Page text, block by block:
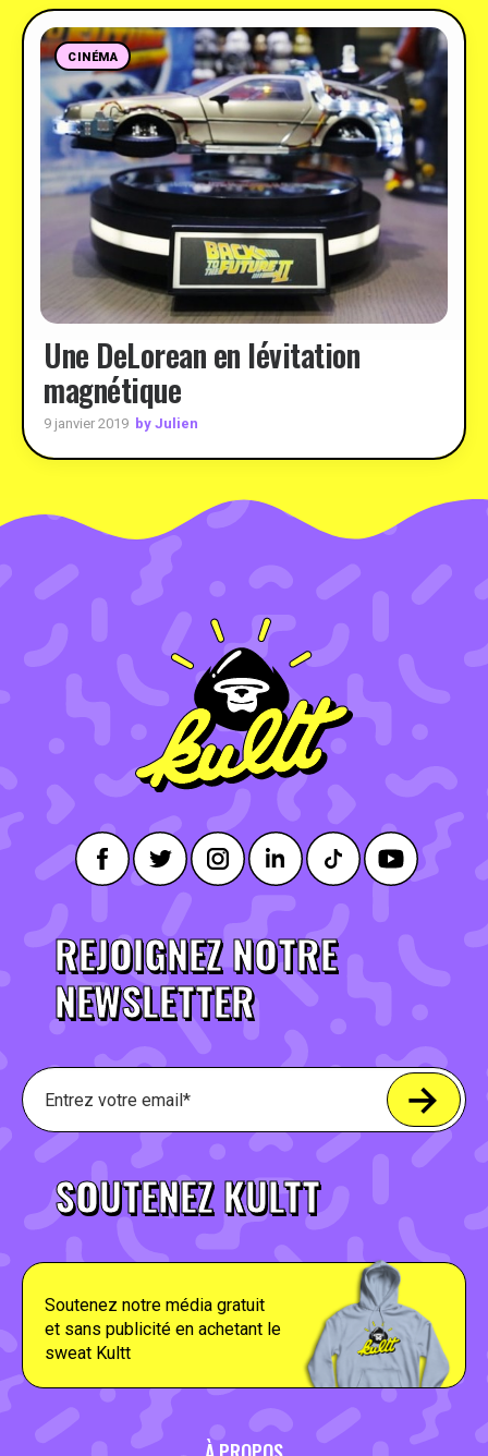
CINÉMA
Une DeLorean en lévitation
magnétique
9 janvier 2019 by Julien
REJOIGNEZ NOTRE
NEWSLETTER
SOUTENEZ KULTT
Soutenez notre média gratuit
et sans publicité en achetant le
sweat Kultt